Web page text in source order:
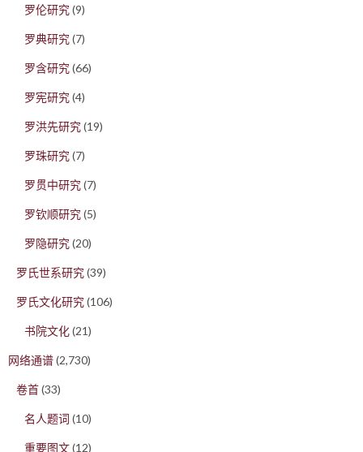
罗伦研究(9)
罗典研究(7)
罗含研究(66)
罗宪研究(4)
罗洪先研究(19)
罗珠研究(7)
罗贯中研究(7)
罗钦顺研究(5)
罗隐研究(20)
罗氏世系研究(39)
罗氏文化研究(106)
书院文化(21)
网络通谱(2,730)
卷首(33)
名人题词 (10)
重要图文(12)